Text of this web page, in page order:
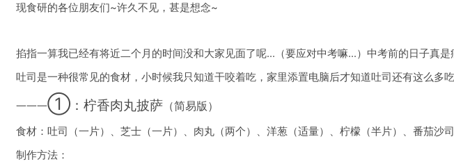
现食研的各位朋友们~许久不见，甚是想念~
掐指一算我已经有将近二个月的时间没和大家见面了呢…（要应对中考嘛…）中考前的日子真
吐司是一种很常见的食材，小时候我只知道干咬着吃，家里添置电脑后才知道吐司还有这么多
一一一①：柠香肉丸披萨（简易版）
食材：吐司（一片）、芝士（一片）、肉丸（两个）、洋葱（适量）、柠檬（半片）、番茄沙司
制作方法：